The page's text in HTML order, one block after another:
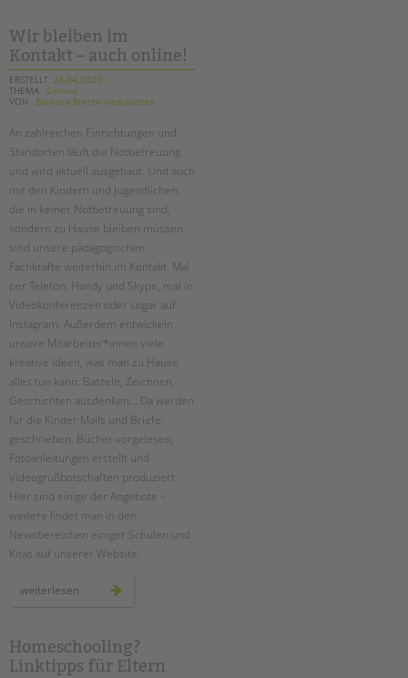
Wir bleiben im
Kontakt – auch online!
ERSTELLT 28.04.2020
THEMA Corona
VON
Barbara Brecht-Hadraschek
An zahlreichen Einrichtungen und
Standorten läuft die Notbetreuung
und wird aktuell ausgebaut. Und auch
mit den Kindern und Jugendlichen,
die in keiner Notbetreuung sind,
sondern zu Hause bleiben müssen,
sind unsere pädagogischen
Fachkräfte weiterhin im Kontakt. Mal
per Telefon, Handy und Skype, mal in
Videokonferenzen oder sogar auf
Instagram. Außerdem entwickeln
unsere Mitarbeiter*innen viele
kreative Ideen, was man zu Hause
alles tun kann: Basteln, Zeichnen,
Geschichten ausdenken... Da werden
für die Kinder Mails und Briefe
geschrieben, Bücher vorgelesen,
Fotoanleitungen erstellt und
Videogrußbotschaften produziert.
Hier sind einige der Angebote –
weitere findet man in den
Newsbereichen einiger Schulen und
Kitas auf unserer Website.
weiterlesen
bleiben
auch
online!
Homeschooling?
Linktipps für Eltern